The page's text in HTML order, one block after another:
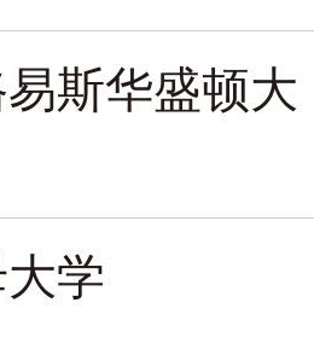
斯华盛顿大
学